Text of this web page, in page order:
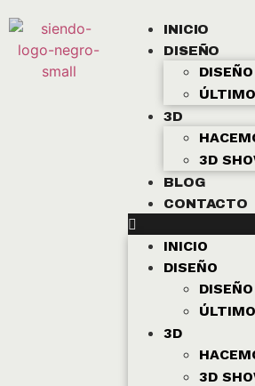
INICIO
DISEÑO
3D
3D
BLOG
CONTACTO
INICIO
DISEÑO
3D
3D